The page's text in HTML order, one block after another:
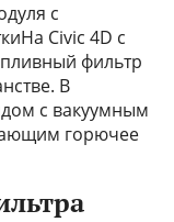
с
Civic 4D с
фильтр
В
с вакуумным
горючее